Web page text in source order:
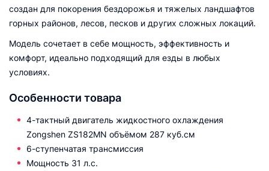
создан для покорения бездорожья и тяжелых ландшафтов
горных районов, лесов, песков и других сложных локаций.
Модель сочетает в себе мощность, эффективность и
комфорт, идеально подходящий для езды в любых
условиях.
Особенности товара
4-тактный двигатель жидкостного охлаждения
Zongshen ZS182MN объёмом 287 куб.см
6-ступенчатая трансмиссия
Мощность 31 л.с.